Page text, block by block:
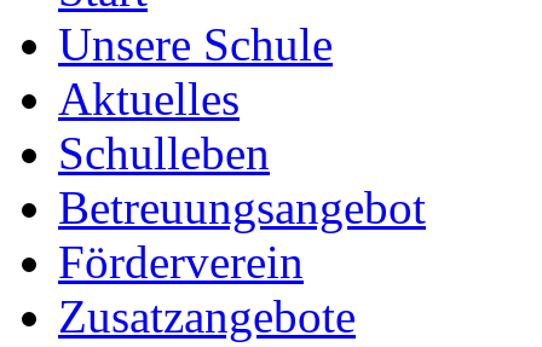
Unsere Schule
Aktuelles
Schulleben
Betreuungsangebot
Förderverein
Zusatzangebote